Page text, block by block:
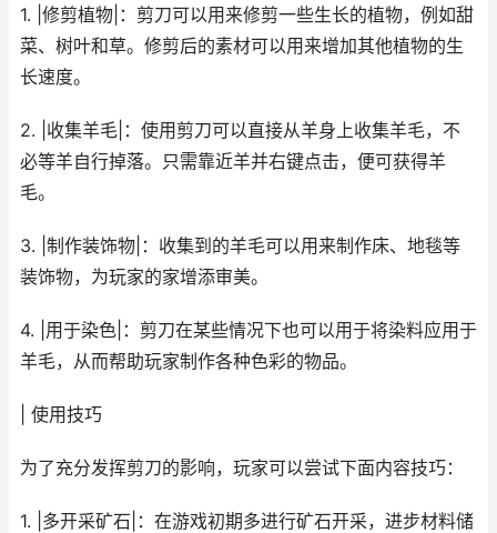
1. |修剪植物|：剪刀可以用来修剪一些生长的植物，例如甜
菜、树叶和草。修剪后的素材可以用来增加其他植物的生
长速度。
2. |收集羊毛|：使用剪刀可以直接从羊身上收集羊毛，不
必等羊自行掉落。只需靠近羊并右键点击，便可获得羊
毛。
3. |制作装饰物|：收集到的羊毛可以用来制作床、地毯等
装饰物，为玩家的家增添审美。
4. |用于染色|：剪刀在某些情况下也可以用于将染料应用于
羊毛，从而帮助玩家制作各种色彩的物品。
| 使用技巧
为了充分发挥剪刀的影响，玩家可以尝试下面内容技巧：
1. |多开采矿石|：在游戏初期多进行矿石开采，进步材料储